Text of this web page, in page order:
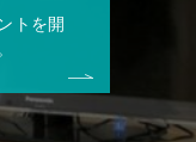
トを開